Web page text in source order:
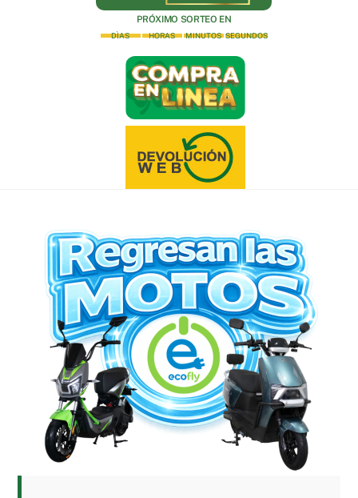
PRÓXIMO SORTEO EN
DÌAS HORAS MINUTOS SEGUNDOS